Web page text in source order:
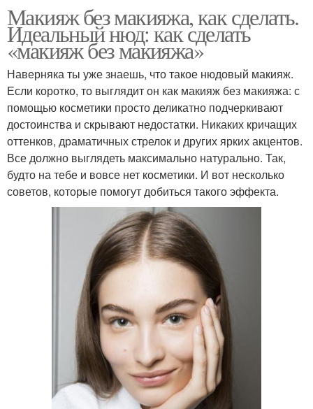
Макияж без макияжа, как сделать.
Идеальный нюд: как сделать
«макияж без макияжа»
Наверняка ты уже знаешь, что такое нюдовый макияж.
Если коротко, то выглядит он как макияж без макияжа: с
помощью косметики просто деликатно подчеркивают
достоинства и скрывают недостатки. Никаких кричащих
оттенков, драматичных стрелок и других ярких акцентов.
Все должно выглядеть максимально натурально. Так,
будто на тебе и вовсе нет косметики. И вот несколько
советов, которые помогут добиться такого эффекта.